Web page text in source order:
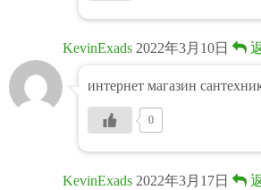
KevinExads 2022年3月10日
интернет магазин
0
KevinExads 2022年3月17日